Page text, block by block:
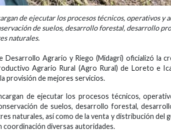
de ejecutar los procesos técnicos, operativos y
de suelos, desarrollo forestal, desarrollo
naturales.
Desarrollo Agrario y Riego (Midagri) oficializó la
Agrario Rural (Agro Rural) de Loreto e
provisión de mejores servicios.
de ejecutar los procesos técnicos,
de suelos, desarrollo forestal,
naturales, así como de la venta y distribución del
coordinación diversas autoridades.